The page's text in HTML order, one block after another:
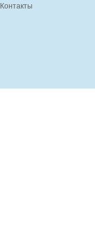
Контакты